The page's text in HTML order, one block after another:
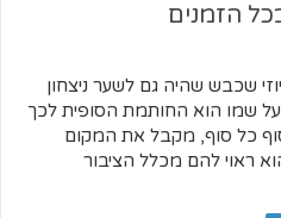
הזמנים
שכבש שהיה גם לשער ניצחון
שמו הוא החותמת הסופית לכך
כל סוף, מקבל את המקום
ראוי להם מכלל הציבור